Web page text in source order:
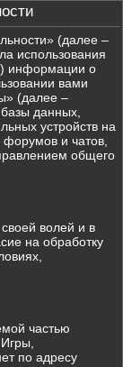
(далее –
использования
информации о
вами
(далее –
данных,
устройств на
и чатов,
общего
волей и в
на обработку
частью
по адресу